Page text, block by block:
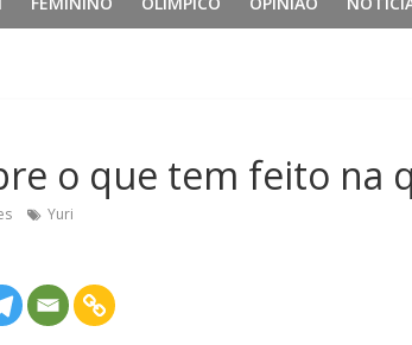
o que tem feito na
Yuri